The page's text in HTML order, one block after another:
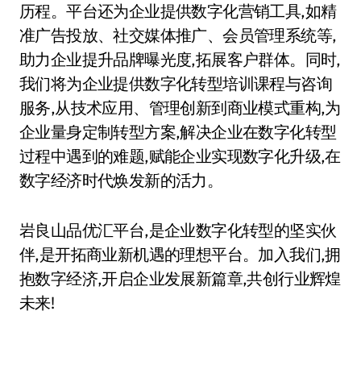
历程。平台还为企业提供数字化营销工具,如精
准广告投放、社交媒体推广、会员管理系统等,
助力企业提升品牌曝光度,拓展客户群体。同时,
我们将为企业提供数字化转型培训课程与咨询
服务,从技术应用、管理创新到商业模式重构,为
企业量身定制转型方案,解决企业在数字化转型
过程中遇到的难题,赋能企业实现数字化升级,在
数字经济时代焕发新的活力。
岩良山品优汇平台,是企业数字化转型的坚实伙
伴,是开拓商业新机遇的理想平台。加入我们,拥
抱数字经济,开启企业发展新篇章,共创行业辉煌
未来!